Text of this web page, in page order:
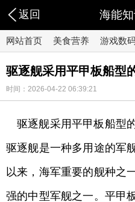
返回 海能
网站首页 美食营养 游戏数
驱逐舰采用平甲板船型
时间：2026-04-22 06:39:21
驱逐舰采用平甲板船型
驱逐舰是一种多用途的军
以来，海军重要的舰种之
强的中型军舰之一。平甲